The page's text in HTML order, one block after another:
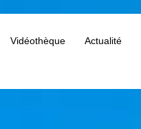
Vidéothèque Actualité